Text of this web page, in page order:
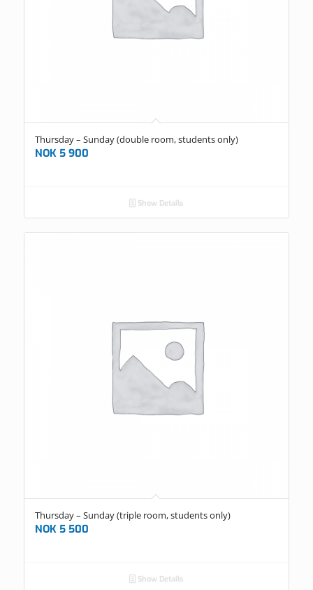
Thursday – Sunday (double room, students only)
NOK5 900
Show Details
Thursday – Sunday (triple room, students only)
NOK5 500
Show Details